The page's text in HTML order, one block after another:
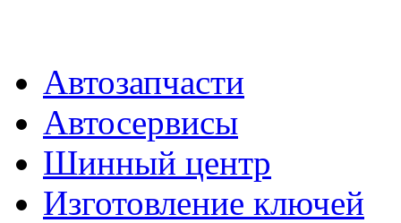
Автозапчасти
Автосервисы
Шинный центр
Изготовление ключей